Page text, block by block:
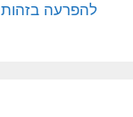
להפרעה בזהות